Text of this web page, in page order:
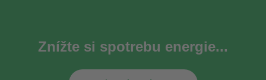
Znížte si spotrebu energie...